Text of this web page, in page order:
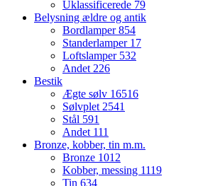
Uklassificerede 79
Belysning ældre og antik
Bordlamper854
Standerlamper 17
Loftslamper 532
Andet 226
Bestik
Ægte sølv 16516
Sølvplet 2541
Stål 591
Andet 111
Bronze, kobber, tin m.m.
Bronze 1012
Kobber, messing 1119
Tin 634